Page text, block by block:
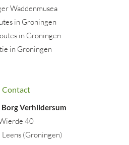
Waddenmusea
in Groningen
in Groningen
in Groningen
Contact
Borg Verhildersum
40
(Groningen)